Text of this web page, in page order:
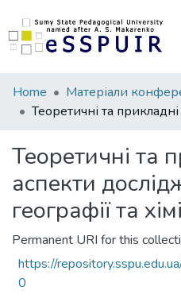
Communities
&
All of DSpace
Home
Теоретичні та
аспекти
географії та
Permanent URI for this
https://
0